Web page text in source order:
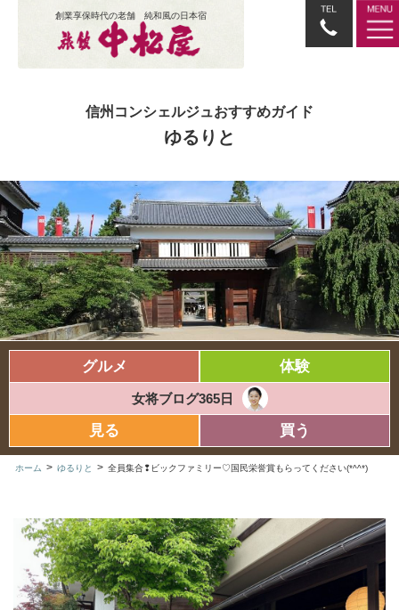
創業享保時代の老舗 純和風の日本宿
信州コンシェルジュおすすめガイド
ゆるりと
グルメ 体験
女将ブログ365日
見る 買う
ホーム > ゆるりと > 全員集合❢ビックファミリー♡国民栄誉賞もらってください(*^^*)